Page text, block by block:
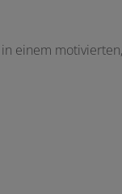
einem